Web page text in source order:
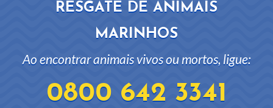
RESGATE DE ANIMAIS
MARINHOS
Ao encontrar animais vivos ou mortos, ligue:
0800 642 3341